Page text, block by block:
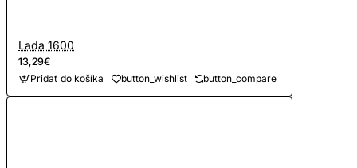
Lada 1600
13,29€
Pridať do košíka button_wishlist button_compare